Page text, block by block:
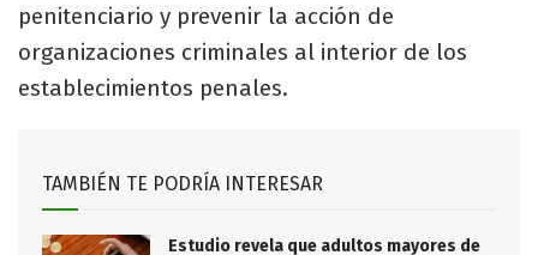
penitenciario y prevenir la acción de
organizaciones criminales al interior de los
establecimientos penales.
TAMBIÉN TE PODRÍA INTERESAR
Estudio revela que adultos mayores de